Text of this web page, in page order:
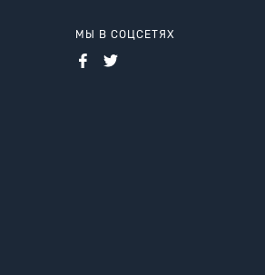
МЫ В СОЦСЕТЯХ